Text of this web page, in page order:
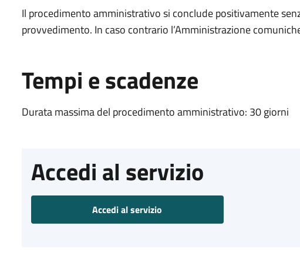
Il procedimento amministrativo si conclude positivamente
provvedimento. In caso contrario l’Amministrazione
Tempi e scadenze
Durata massima del procedimento amministrativo: 30 giorni
Accedi al servizio
Accedi al servizio